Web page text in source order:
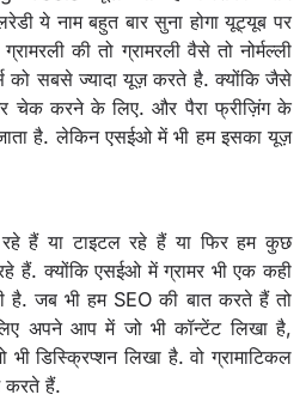
ये नाम बहुत बार सुना होगा यूट्यूब पर
की तो ग्रामरली वैसे तो नोर्मल्ली
को सबसे ज्यादा यूज़ करते है. क्योंकि जैसे
चेक करने के लिए. और पैरा फ्रीज़िंग के
है. लेकिन एसईओ में भी हम इसका यूज़
हैं या टाइटल रहे हैं या फिर हम कुछ
हैं. क्योंकि एसईओ में ग्रामर भी एक कही
है. जब भी हम SEO की बात करते हैं तो
अपने आप में जो भी कॉन्टेंट लिखा है,
भी डिस्क्रिप्शन लिखा है. वो ग्रामाटिकल
करते हैं.